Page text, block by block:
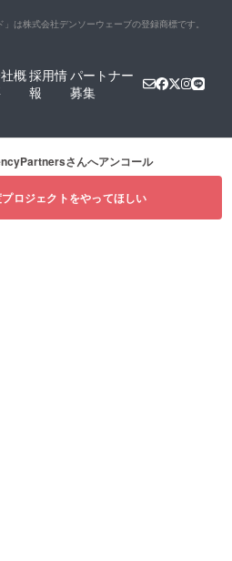
」は株式会社デンソーウェーブの登録商標です。
概採用情
報
パートナー
募集
さんへアンコール
ロジェクトをやってほしい